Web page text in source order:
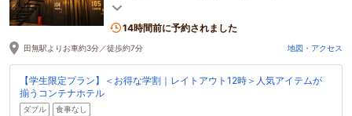
オープンのコンテナホテル★チェックイン15時～22
14時間前に予約されました
田無駅よりお車約3分／徒歩約7分 地図・アクセス
【学生限定プラン】＜お得な学割｜レイトアウト12時＞人気アイテムが
揃うコンテナホテル
ダブル 食事なし